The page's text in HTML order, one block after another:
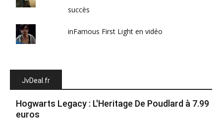
succès
inFamous First Light en vidéo
JvDeal.fr
Hogwarts Legacy : L'Heritage De Poudlard à 7.99
euros